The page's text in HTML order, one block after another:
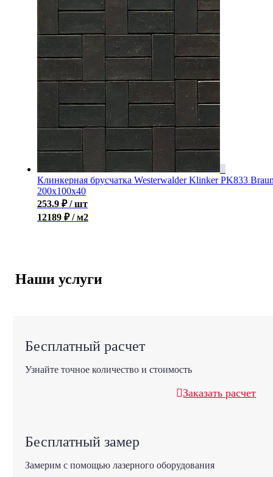
Клинкерная брусчатка Westerwalder Klinker PK833
200x100x40
253.9 ₽ / шт
12189 ₽ / м2
Наши услуги
Бесплатный расчет
Узнайте точное количество и стоимость
Заказать расчет
Бесплатный замер
Замерим с помощью лазерного оборудования